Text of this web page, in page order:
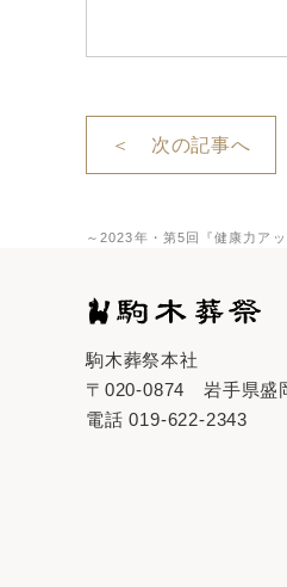
～2023年・第5回『健康力ア
＜ 次の記事へ
駒木葬祭本社
〒020-0874岩手県盛
電話019-622-2343